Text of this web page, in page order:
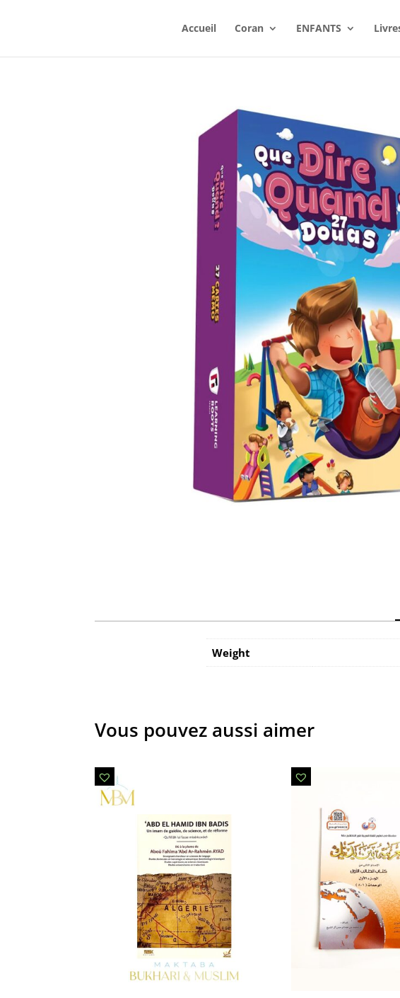
Accueil Coran ENFANTS
Weight
Vous pouvez aussi aimer